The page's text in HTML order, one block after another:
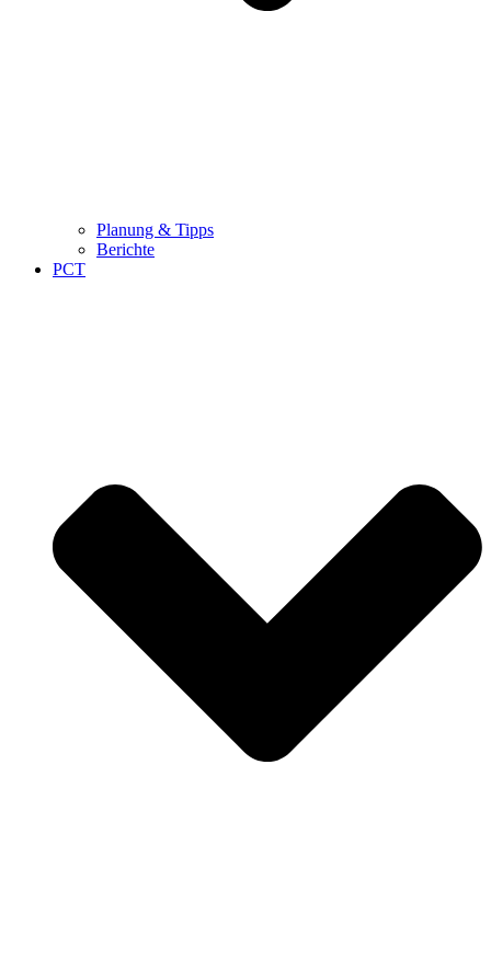
Planung & Tipps
Berichte
PCT